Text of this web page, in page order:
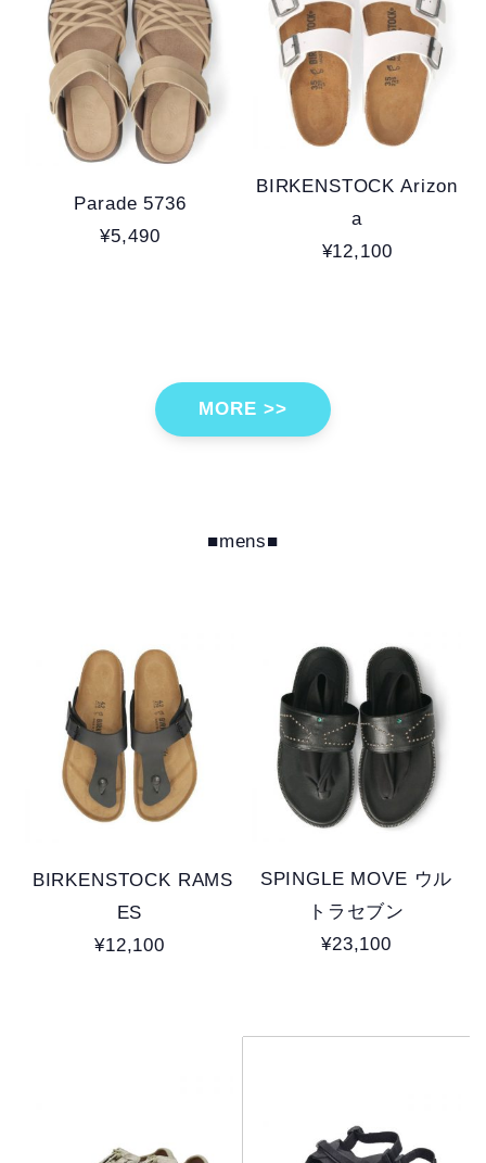
Parade 5736
¥5,490
BIRKENSTOCK Arizon
a
¥12,100
MORE >>
■mens■
BIRKENSTOCK RAMS
ES
¥12,100
SPINGLE MOVE ウル
トラセブン
¥23,100